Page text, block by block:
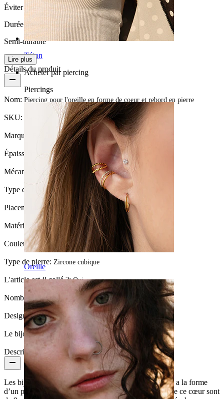
Téton
Acheter par piercing
Piercings
Oreille
Éviter l'eau
Durée de vie
Semi-durable
Lire plus
Détails du produit
Nom: Piercing pour l'oreille en forme de coeur et rebord en pierre
SKU:
Marque: Bodymod Moments
Épaisseur du fil:1,2 mm
Mécanisme de fermeture: Torsion
Type de bijou:Anneau à forme, Anneau
Placement: Hélix, Daith, Anti-hélix
Matériau:Laiton
Couleur de la pierre:Transparent
Type de pierre: Zircone cubique
L'article est-il collé ?:Oui
Nombre de pièces: 1
Design:Cœur
Le bijou a t-il un revêtement?: Oui, entièrement
Description
Les bijoux piercing et les cœurs vont de pair. Ce bijou a la forme
d’un petit cœur en métal. Les dimensions intérieures de ce cœur sont